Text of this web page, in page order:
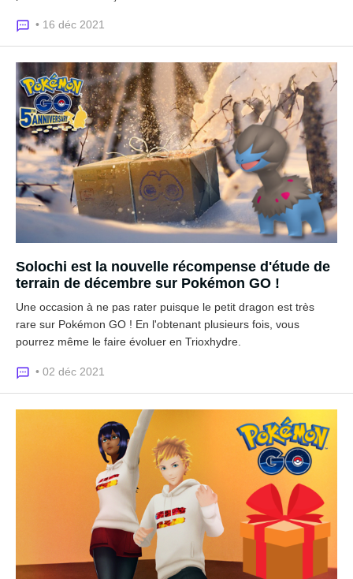
• 16 déc 2021
Solochi est la nouvelle récompense d'étude de
terrain de décembre sur Pokémon GO !
Une occasion à ne pas rater puisque le petit dragon est très
rare sur Pokémon GO ! En l'obtenant plusieurs fois, vous
pourrez même le faire évoluer en Trioxhydre.
• 02 déc 2021